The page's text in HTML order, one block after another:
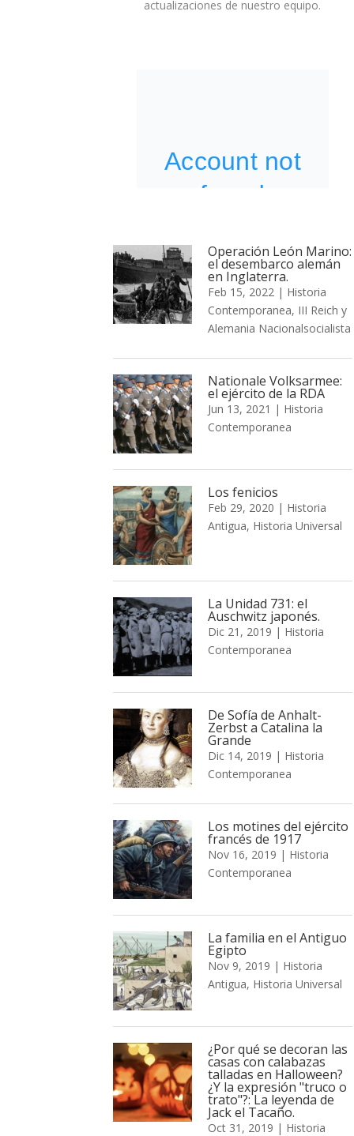
actualizaciones de nuestro equipo.
Operación León Marino:
el desembarco alemán
en Inglaterra.
Feb 15, 2022 | Historia
Contemporanea, III Reich y
Alemania Nacionalsocialista
Nationale Volksarmee:
el ejército de la RDA
Jun 13, 2021 | Historia
Contemporanea
Los fenicios
Feb 29, 2020 | Historia
Antigua, Historia Universal
La Unidad 731: el
Auschwitz japonés.
Dic 21, 2019 | Historia
Contemporanea
De Sofía de Anhalt-
Zerbst a Catalina la
Grande
Dic 14, 2019 | Historia
Contemporanea
Los motines del ejército
francés de 1917
Nov 16, 2019 | Historia
Contemporanea
La familia en el Antiguo
Egipto
Nov 9, 2019 | Historia
Antigua, Historia Universal
¿Por qué se decoran las
casas con calabazas
talladas en Halloween?
¿Y la expresión "truco o
trato"?: La leyenda de
Jack el Tacaño.
Oct 31, 2019 | Historia